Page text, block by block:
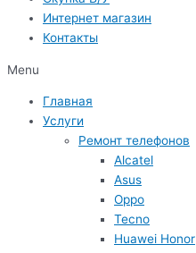
Интернет магазин
Контакты
Menu
Главная
Услуги
Ремонт телефонов
Alcatel
Asus
Oppo
Tecno
Huawei Honor